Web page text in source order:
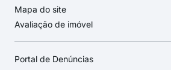
Mapa do site
Avaliação de imóvel
Portal de Denúncias